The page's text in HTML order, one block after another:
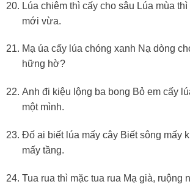
Lúa chiêm thì cấy cho sâu Lúa mùa
mới vừa.
Mạ úa cấy lúa chóng xanh Nạ dòng
hững hờ?
Anh đi kiệu lộng ba bong Bỏ em cấy
một mình.
Đố ai biết lúa mấy cây Biết sông mấy
mấy tầng.
Tua rua thì mặc tua rua Mạ già, ruộng